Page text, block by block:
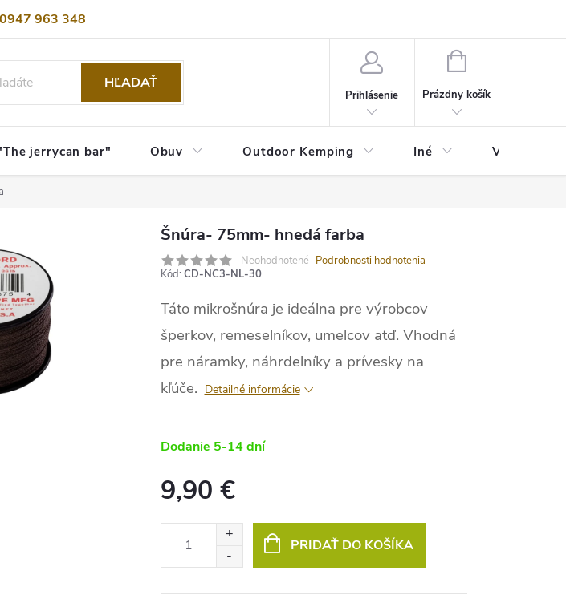
0947 963 348
podmienky
HĽADAŤ
Prihlásenie
NÁKUPNÝ
Prázdny košík
jerrycan bar" Obuv Outdoor Kemping Iné Veľkostná
Šnúra- 75mm- hnedá farba
Neohodnotené Podrobnosti hodnotenia
Kód: CD-NC3-NL-30
Táto mikrošnúra je ideálna pre výrobcov
šperkov, remeselníkov, umelcov atď. Vhodná
pre náramky, náhrdelníky a prívesky na
kľúče. Detailné informácie
Dodanie 5-14 dní
9,90 €
PRIDAŤ DO KOŠÍKA